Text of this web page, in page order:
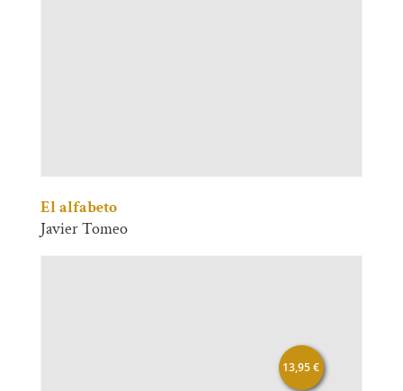
El alfabeto
Javier Tomeo
13,95€